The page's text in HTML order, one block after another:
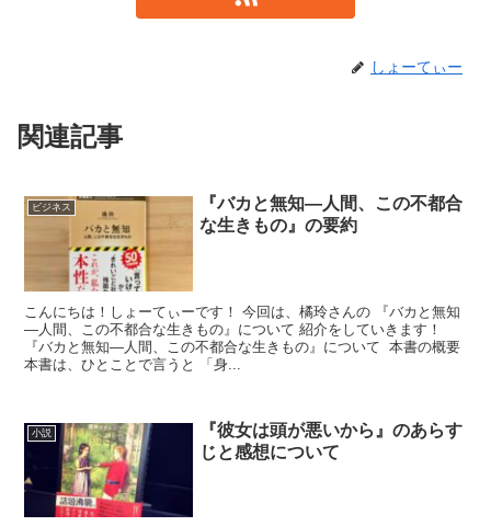
しょーてぃー
関連記事
ビジネス
『バカと無知―人間、この不都合
な生きもの』の要約
こんにちは！しょーてぃーです！ 今回は、橘玲さんの 『バカと無知
―人間、この不都合な生きもの』について 紹介をしていきます！
『バカと無知―人間、この不都合な生きもの』について 本書の概要
本書は、ひとことで言うと 「身...
小説
『彼女は頭が悪いから』のあらす
じと感想について